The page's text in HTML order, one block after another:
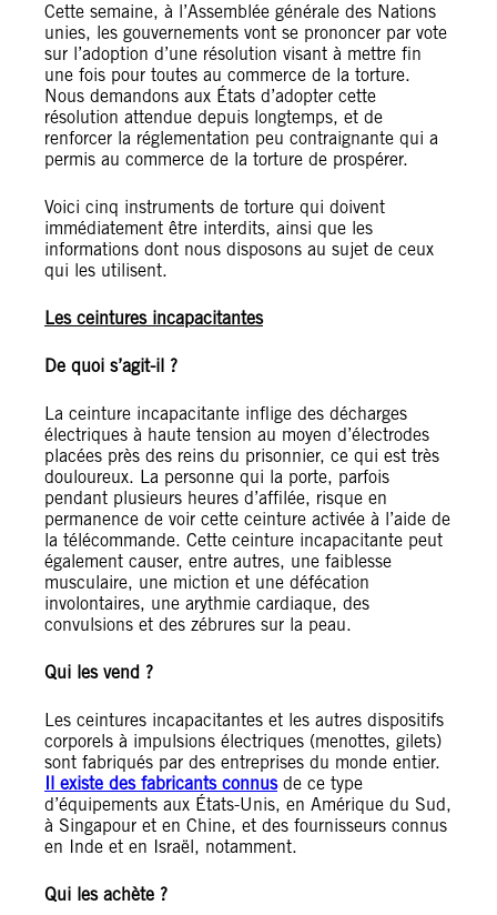
Cette semaine, à l’Assemblée générale des Nations
unies, les gouvernements vont se prononcer par vote
sur l’adoption d’une résolution visant à mettre fin
une fois pour toutes au commerce de la torture.
Nous demandons aux États d’adopter cette
résolution attendue depuis longtemps, et de
renforcer la réglementation peu contraignante qui a
permis au commerce de la torture de prospérer.
Voici cinq instruments de torture qui doivent
immédiatement être interdits, ainsi que les
informations dont nous disposons au sujet de ceux
qui les utilisent.
Les ceintures incapacitantes
De quoi s’agit-il ?
La ceinture incapacitante inflige des décharges
électriques à haute tension au moyen d’électrodes
placées près des reins du prisonnier, ce qui est très
douloureux. La personne qui la porte, parfois
pendant plusieurs heures d’affilée, risque en
permanence de voir cette ceinture activée à l’aide de
la télécommande. Cette ceinture incapacitante peut
également causer, entre autres, une faiblesse
musculaire, une miction et une défécation
involontaires, une arythmie cardiaque, des
convulsions et des zébrures sur la peau.
Qui les vend ?
Les ceintures incapacitantes et les autres dispositifs
corporels à impulsions électriques (menottes, gilets)
sont fabriqués par des entreprises du monde entier.
Il existe des fabricants connusde ce type
d’équipements aux États-Unis, en Amérique du Sud,
à Singapour et en Chine, et des fournisseurs connus
en Inde et en Israël, notamment.
Qui les achète ?